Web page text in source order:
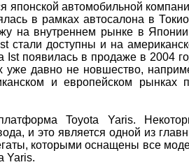
японской автомобильной
в рамках автосалона в
на внутреннем рынке в
стали доступны и на
появилась в продаже в 2004
уже давно не новшество,
и европейском рынках
Toyota Yaris.
и это является одной из
которыми оснащены все
Yaris.